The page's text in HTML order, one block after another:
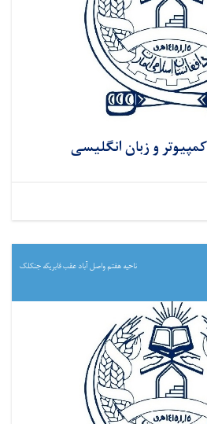
و زبان انگلیسی
ناحیه هفتم واصل آباد عقب فابریکه جنکلک